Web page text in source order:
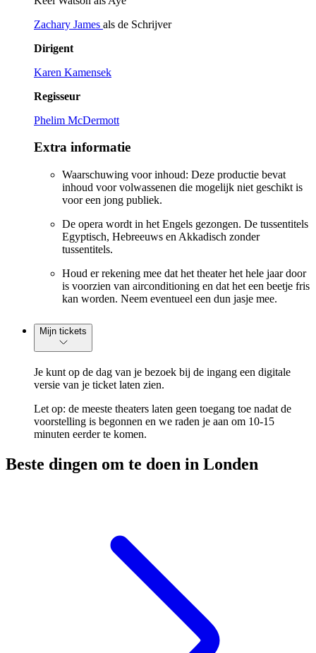
Zachary James als de Schrijver
Dirigent
Karen Kamensek
Regisseur
Phelim McDermott
Extra informatie
Waarschuwing voor inhoud: Deze productie bevat
inhoud voor volwassenen die mogelijk niet geschikt is
voor een jong publiek.
De opera wordt in het Engels gezongen. De tussentitels
Egyptisch, Hebreeuws en Akkadisch zonder
tussentitels.
Houd er rekening mee dat het theater het hele jaar door
is voorzien van airconditioning en dat het een beetje fris
kan worden. Neem eventueel een dun jasje mee.
Mijn tickets
Je kunt op de dag van je bezoek bij de ingang een digitale
versie van je ticket laten zien.
Let op: de meeste theaters laten geen toegang toe nadat de
voorstelling is begonnen en we raden je aan om 10-15
minuten eerder te komen.
Beste dingen om te doen in Londen